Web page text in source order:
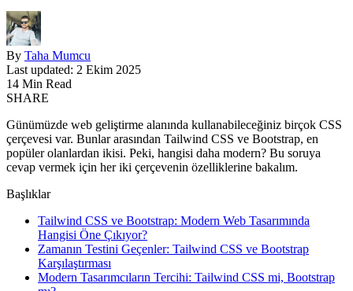
By Taha Mumcu
Last updated: 2 Ekim 2025
14 Min Read
SHARE
Günümüzde web geliştirme alanında kullanabileceğiniz birçok CSS
çerçevesi var. Bunlar arasından Tailwind CSS ve Bootstrap, en
popüler olanlardan ikisi. Peki, hangisi daha modern? Bu soruya
cevap vermek için her iki çerçevenin özelliklerine bakalım.
Başlıklar
Tailwind CSS ve Bootstrap: Modern Web Tasarımında
Hangisi Öne Çıkıyor?
Zamanın Testini Geçenler: Tailwind CSS ve Bootstrap
Karşılaştırması
Modern Tasarımcıların Tercihi: Tailwind CSS mi, Bootstrap